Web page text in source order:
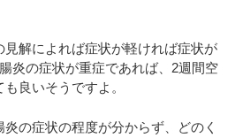
見解によれば症状が軽ければ症状が
炎の症状が重症であれば、2週間空
良いそうですよ。
の症状の程度が分からず、どのく